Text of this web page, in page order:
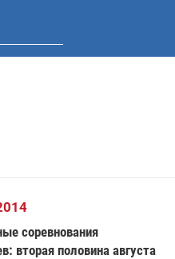
соревнования
вторая половина августа